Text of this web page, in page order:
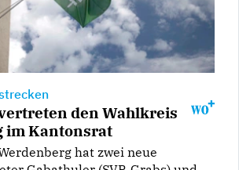
den Wahlkreis
im Kantonsrat
hat zwei neue